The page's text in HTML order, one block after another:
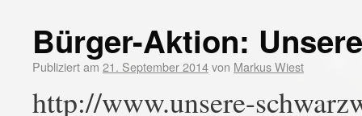
Bürger-Aktion:
Publiziert am 21. September 2014von Markus Wiest
http://www.unsere-